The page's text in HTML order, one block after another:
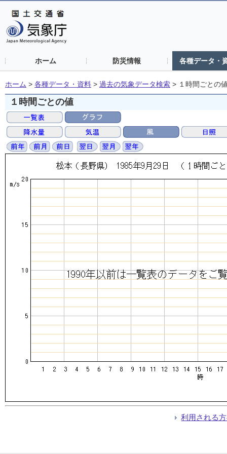
ホーム 防災情報 各種データ・
ホーム > 各種データ・資料 > 過去の気象データ検索 > １時間ごとの
１時間ごとの値
利用される